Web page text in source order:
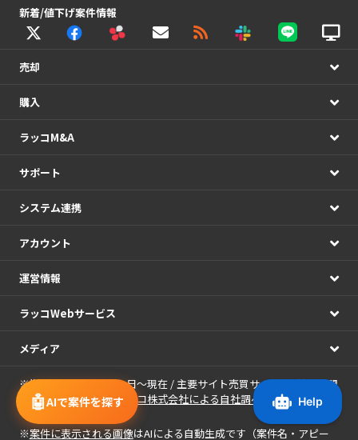
🤖AIで案件を探す
新着/値下げ案件情報
売却
購入
ラッコM&A
サポート
システム連携
アカウント
運営情報
ラッコWebサービス
メディア
※期間：2021年01月01日～現在 / 主要サイト売買サービス7社の公開
情報の日次集計（ ラッコ株式会社による自社調べ ）
※案件に表示される画像はAIによる自動生成です（案件名・アピー